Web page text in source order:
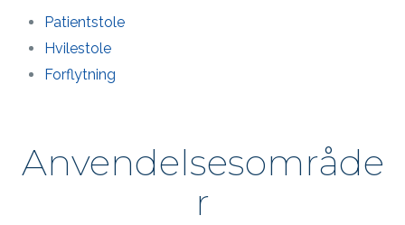
Patientstole
Hvilestole
Forflytning
Anvendelsesområde
r